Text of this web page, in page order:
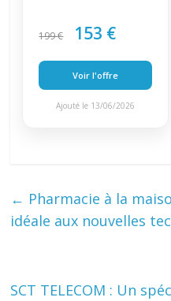
199 € 153 €
Voir l'offre
Ajouté le 13/06/2026
← Pharmacie à la
idéale aux nouvelles
SCT TELECOM : Un